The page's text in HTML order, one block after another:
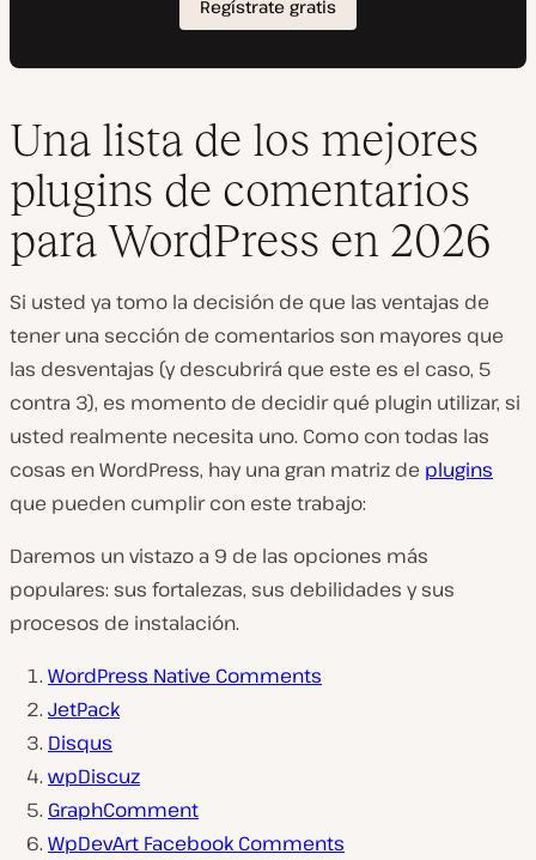
Una lista de los mejores
plugins de comentarios
para WordPress en 2026
Si usted ya tomo la decisión de que las ventajas de
tener una sección de comentarios son mayores que
las desventajas (y descubrirá que este es el caso, 5
contra 3), es momento de decidir qué plugin utilizar, si
usted realmente necesita uno. Como con todas las
cosas en WordPress, hay una gran matriz de plugins
que pueden cumplir con este trabajo:
Daremos un vistazo a 9 de las opciones más
populares: sus fortalezas, sus debilidades y sus
procesos de instalación.
WordPress Native Comments
JetPack
Disqus
wpDiscuz
GraphComment
WpDevArt Facebook Comments